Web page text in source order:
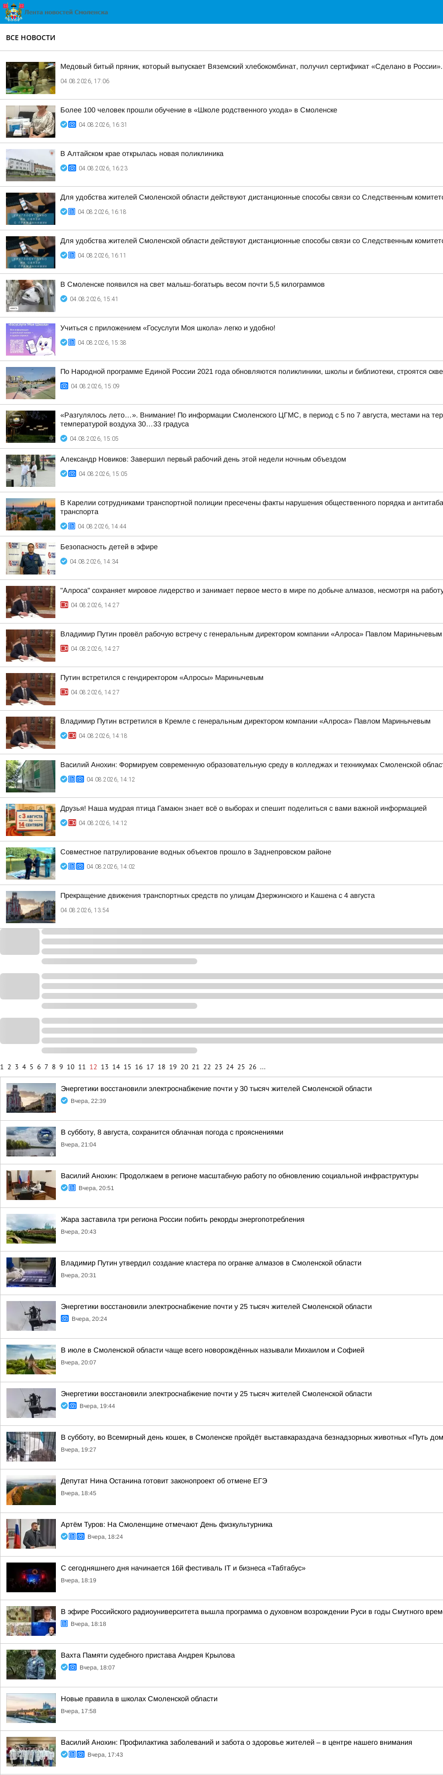
ВСЕ НОВОСТИ
Медовый битый пряник, который выпускает Вяземский хлебокомбинат, получил сертификат «Сделано в
04.08.2026, 17:06
Более 100 человек прошли обучение в «Школе родственного ухода» в Смоленске
04.08.2026, 16:31
В Алтайском крае открылась новая поликлиника
04.08.2026, 16:23
Для удобства жителей Смоленской области действуют дистанционные способы связи со Следственным
04.08.2026, 16:18
Для удобства жителей Смоленской области действуют дистанционные способы связи со Следственным
04.08.2026, 16:11
В Смоленске появился на свет малыш-богатырь весом почти 5,5 килограммов
04.08.2026, 15:41
Учиться с приложением «Госуслуги Моя школа» легко и удобно!
04.08.2026, 15:38
По Народной программе Единой России 2021 года обновляются поликлиники, школы и библиотеки, строятся
04.08.2026, 15:09
«Разгулялось лето…». Внимание! По информации Смоленского ЦГМС, в период с 5 по 7 августа, местами на
температурой воздуха 30…33 градуса
04.08.2026, 15:05
Александр Новиков: Завершил первый рабочий день этой недели ночным объездом
04.08.2026, 15:05
В Карелии сотрудниками транспортной полиции пресечены факты нарушения общественного порядка и
транспорта
04.08.2026, 14:44
Безопасность детей в эфире
04.08.2026, 14:34
"Алроса" сохраняет мировое лидерство и занимает первое место в мире по добыче алмазов, несмотря на
04.08.2026, 14:27
Владимир Путин провёл рабочую встречу с генеральным директором компании «Алроса» Павлом Маринычевым
04.08.2026, 14:27
Путин встретился с гендиректором «Алросы» Маринычевым
04.08.2026, 14:27
Владимир Путин встретился в Кремле с генеральным директором компании «Алроса» Павлом Маринычевым
04.08.2026, 14:18
Василий Анохин: Формируем современную образовательную среду в колледжах и техникумах Смоленской
04.08.2026, 14:12
Друзья! Наша мудрая птица Гамаюн знает всё о выборах и спешит поделиться с вами важной информацией
04.08.2026, 14:12
Совместное патрулирование водных объектов прошло в Заднепровском районе
04.08.2026, 14:02
Прекращение движения транспортных средств по улицам Дзержинского и Кашена с 4 августа
04.08.2026, 13:54
1 2 3 4 5 6 7 8 9 10 11 12 13 14 15 16 17 18 19 20 21 22 23 24 25 26 ...
Энергетики восстановили электроснабжение почти у 30 тысяч жителей Смоленской области
Вчера, 22:39
В субботу, 8 августа, сохранится облачная погода с прояснениями
Вчера, 21:04
Василий Анохин: Продолжаем в регионе масштабную работу по обновлению социальной инфраструктуры
Вчера, 20:51
Жара заставила три региона России побить рекорды энергопотребления
Вчера, 20:43
Владимир Путин утвердил создание кластера по огранке алмазов в Смоленской области
Вчера, 20:31
Энергетики восстановили электроснабжение почти у 25 тысяч жителей Смоленской области
Вчера, 20:24
В июле в Смоленской области чаще всего новорождённых называли Михаилом и Софией
Вчера, 20:07
Энергетики восстановили электроснабжение почти у 25 тысяч жителей Смоленской области
Вчера, 19:44
В субботу, во Всемирный день кошек, в Смоленске пройдёт выставкараздача безнадзорных животных «Путь
Вчера, 19:27
Депутат Нина Останина готовит законопроект об отмене ЕГЭ
Вчера, 18:45
Артём Туров: На Смоленщине отмечают День физкультурника
Вчера, 18:24
С сегодняшнего дня начинается 16й фестиваль IT и бизнеса «Табтабус»
Вчера, 18:19
В эфире Российского радиоуниверситета вышла программа о духовном возрождении Руси в годы Смутного
Вчера, 18:18
Вахта Памяти судебного пристава Андрея Крылова
Вчера, 18:07
Новые правила в школах Смоленской области
Вчера, 17:58
Василий Анохин: Профилактика заболеваний и забота о здоровье жителей – в центре нашего внимания
Вчера, 17:43